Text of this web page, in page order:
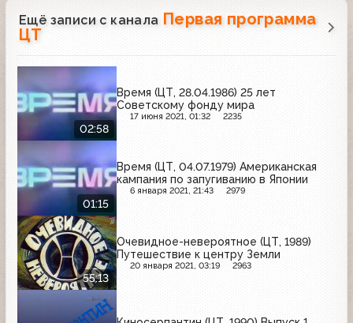
Ещё записи с канала Первая программа
ЦТ
02:58
Время (ЦТ, 28.04.1986) 25 лет
Советскому фонду мира
17 июня 2021, 01:32 2235
01:15
Время (ЦТ, 04.07.1979) Американская
кампания по запугиванию в Японии
6 января 2021, 21:43 2979
55:13
Очевидное-невероятное (ЦТ, 1989)
Путешествие к центру Земли
20 января 2021, 03:19 2963